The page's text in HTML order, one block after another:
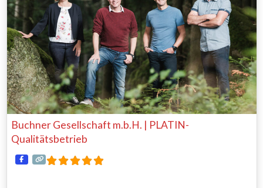
Buchner Gesellschaft m.b.H. | PLATIN-
Qualitätsbetrieb